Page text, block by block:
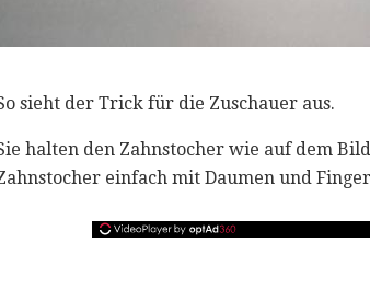
sieht der Trick für die Zuschauer aus.
halten den Zahnstocher wie auf dem
einfach mit Daumen und